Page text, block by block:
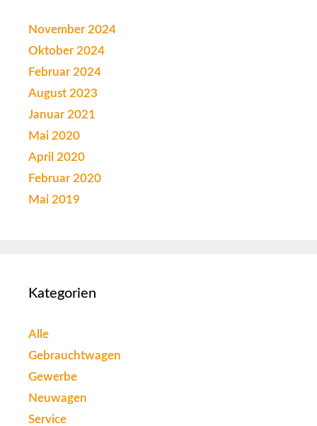
November 2024
Oktober 2024
Februar 2024
August 2023
Januar 2021
Mai 2020
April 2020
Februar 2020
Mai 2019
Kategorien
Alle
Gebrauchtwagen
Gewerbe
Neuwagen
Service